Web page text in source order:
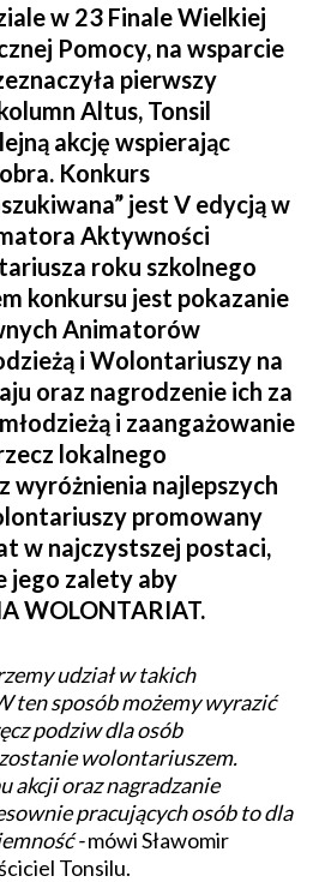
w 23 Finale Wielkiej
Pomocy, na wsparcie
pierwszy
Altus, Tonsil
akcję wspierając
Konkurs
jest V edycją w
Aktywności
roku szkolnego
konkursu jest pokazanie
Animatorów
i Wolontariuszy na
oraz nagrodzenie ich za
i zaangażowanie
lokalnego
wyróżnienia najlepszych
promowany
w najczystszej postaci,
jego zalety aby
WOLONTARIAT.
udział w takich
ten sposób możemy wyrazić
podziw dla osób
wolontariuszem.
akcji oraz nagradzanie
pracujących osób to dla
-mówi Sławomir
Tonsilu.